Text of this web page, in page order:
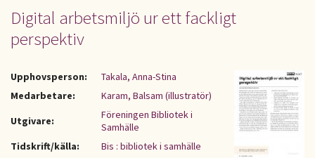
Digital arbetsmiljö ur ett fackligt
perspektiv
Upphovsperson:
Takala, Anna-Stina
Medarbetare:
Karam, Balsam (illustratör)
Utgivare:
Föreningen Bibliotek i
Samhälle
Tidskrift/källa:
Bis : bibliotek i samhälle